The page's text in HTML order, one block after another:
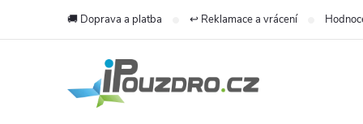
🚚 Doprava a platba ↩️ Reklamace a vrácení